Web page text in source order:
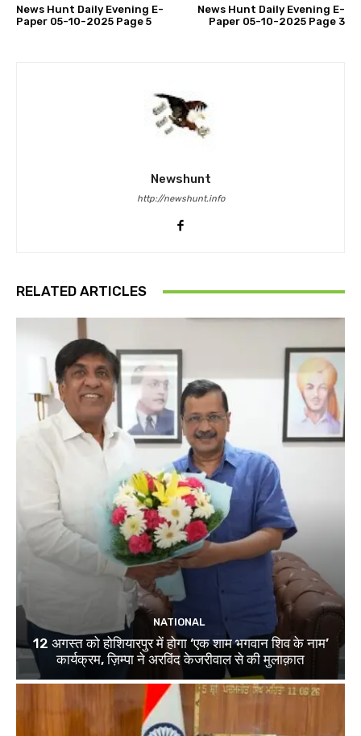
News Hunt Daily Evening E-
Paper 05-10-2025 Page 5
News Hunt Daily Evening E-
Paper 05-10-2025 Page 3
Newshunt
http://newshunt.info
RELATED ARTICLES
NATIONAL
12 अगस्त को होशियारपुर में होगा ‘एक शाम भगवान शिव के नाम’
कार्यक्रम, ज़िम्पा ने अरविंद केजरीवाल से की मुलाक़ात